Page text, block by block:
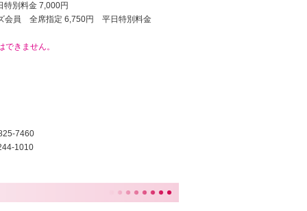
別料金 7,000円
会員 全席指定 6,750円 平日特別料金
きません。
7460
1010